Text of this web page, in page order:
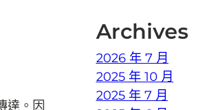
達。因
Archives
2026 年 7 月
2025 年 10 月
2025 年 7 月